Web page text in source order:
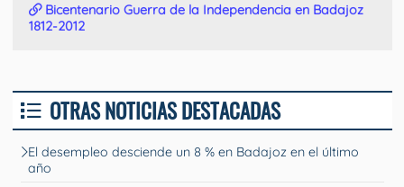
Bicentenario Guerra de la Independencia en Badajoz
1812-2012
OTRAS NOTICIAS DESTACADAS
El desempleo desciende un 8 % en Badajoz en el último
año